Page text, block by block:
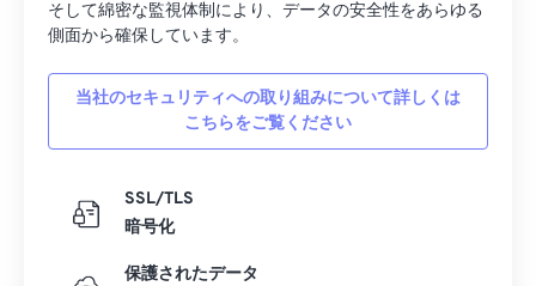
そして綿密な監視体制により、データの安全性をあらゆる
側面から確保しています。
当社のセキュリティへの取り組みについて詳しくは
こちらをご覧ください
SSL/TLS
暗号化
保護されたデータ